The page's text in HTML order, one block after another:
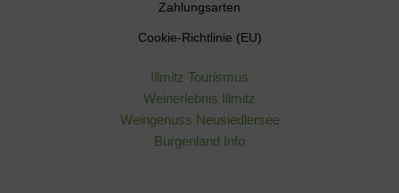
Zahlungsarten
Cookie-Richtlinie (EU)
Illmitz Tourismus
Weinerlebnis Illmitz
Weingenuss Neusiedlersee
Burgenland Info